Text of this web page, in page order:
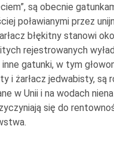
są obecnie
poławianymi przez
błękitny stanowi
rejestrowanych
gatunki, w tym
i żarłacz jedwabisty, są
w Unii i na wodach
się do